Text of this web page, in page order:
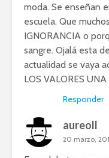
moda. Se enseñan
escuela. Que
IGNORANCIA o
sangre. Ojalá esta
actualidad se vaya
LOS VALORES
Responder
aureoll
20 marzo,